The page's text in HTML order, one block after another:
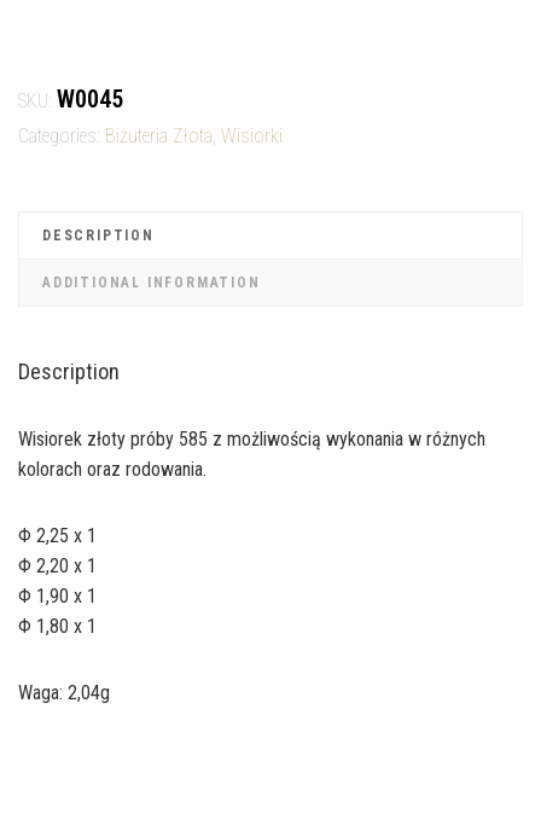
SKU: W0045
Categories: Biżuteria Złota Wisiorki
DESCRIPTION
ADDITIONAL INFORMATION
Description
Wisiorek złoty próby 585 z możliwością wykonania w różnych
kolorach oraz rodowania.
Φ 2,25 x 1
Φ 2,20 x 1
Φ 1,90 x 1
Φ 1,80 x 1
Waga: 2,04g